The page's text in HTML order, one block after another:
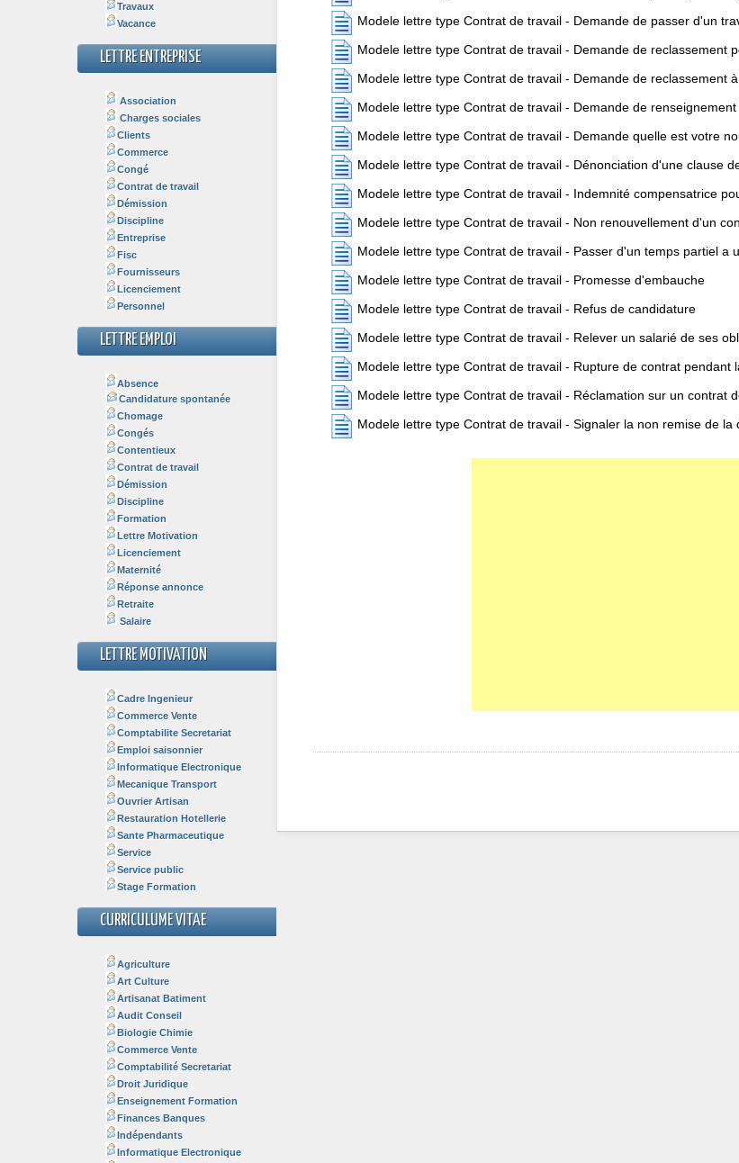
Travaux
Vacance
LETTRE ENTREPRISE
Association
Charges sociales
Clients
Commerce
Congé
Contrat de travail
Démission
Discipline
Entreprise
Fisc
Fournisseurs
Licenciement
Personnel
LETTRE EMPLOI
Absence
Candidature spontanée
Chomage
Congés
Contentieux
Contrat de travail
Démission
Discipline
Formation
Lettre Motivation
Licenciement
Maternité
Réponse annonce
Retraite
Salaire
LETTRE MOTIVATION
Cadre Ingenieur
Commerce Vente
Comptabilite Secretariat
Emploi saisonnier
Informatique Electronique
Mecanique Transport
Ouvrier Artisan
Restauration Hotellerie
Sante Pharmaceutique
Service
Service public
Stage Formation
CURRICULUME VITAE
Agriculture
Art Culture
Artisanat Batiment
Audit Conseil
Biologie Chimie
Commerce Vente
Comptabilité Secretariat
Droit Juridique
Enseignement Formation
Finances Banques
Indépendants
Informatique Electronique
Modele lettre type Contrat de travail - Demande de passer d'un
Modele lettre type Contrat de travail - Demande de reclassement
Modele lettre type Contrat de travail - Demande de reclassement
Modele lettre type Contrat de travail - Demande de
Modele lettre type Contrat de travail - Demande quelle est votre
Modele lettre type Contrat de travail - Dénonciation d'une clause
Modele lettre type Contrat de travail - Indemnité compensatrice
Modele lettre type Contrat de travail - Non renouvellement d'un
Modele lettre type Contrat de travail - Passer d'un temps partiel a
Modele lettre type Contrat de travail - Promesse d'embauche
Modele lettre type Contrat de travail - Refus de candidature
Modele lettre type Contrat de travail - Relever un salarié de ses
Modele lettre type Contrat de travail - Rupture de contrat pendant
Modele lettre type Contrat de travail - Réclamation sur un contrat
Modele lettre type Contrat de travail - Signaler la non remise de